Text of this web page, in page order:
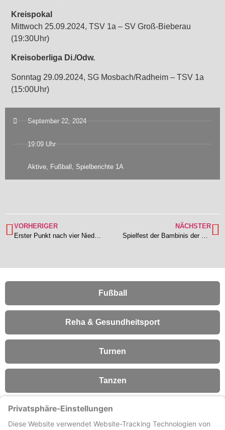
September 22, 2024
19:09 Uhr
Aktive, Fußball , Spielberichte 1A
Kreispokal
Mittwoch 25.09.2024, TSV 1a – SV Groß-Bieberau
(19:30Uhr)
Kreisoberliga Di./Odw.
Sonntag 29.09.2024, SG Mosbach/Radheim – TSV 1a
(15:00Uhr)
VORHERIGER
NÄCHSTER
Fußball
Reha & Gesundheitsport
Turnen
Tanzen
Fitness